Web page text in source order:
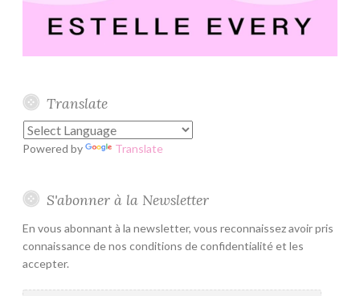
Translate
Powered by Translate
S'abonner à la Newsletter
En vous abonnant à la newsletter, vous reconnaissez avoir pris
connaissance de nos conditions de confidentialité et les
accepter.